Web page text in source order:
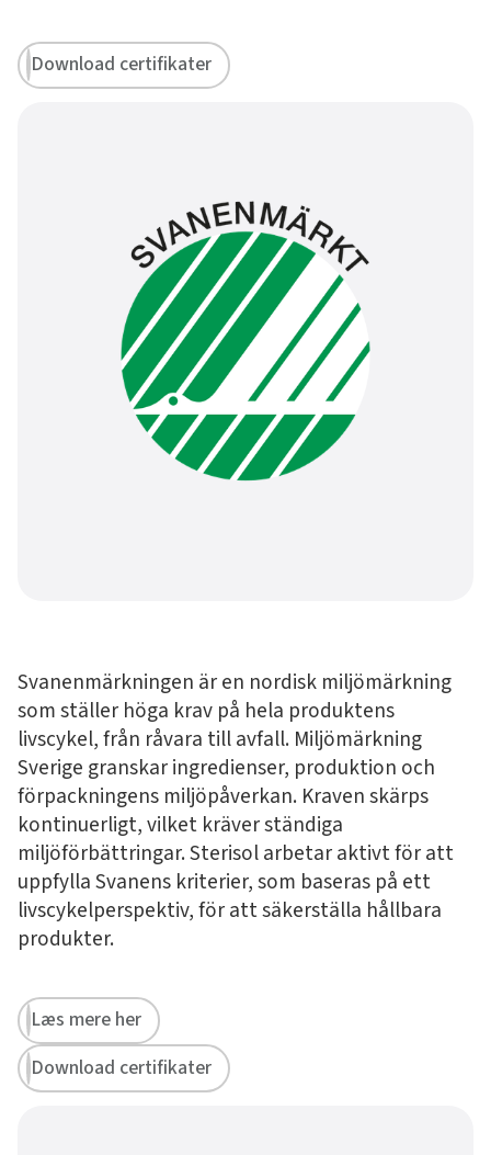
Download certifikater
Svanenmärkningen är en nordisk miljömärkning
som ställer höga krav på hela produktens
livscykel, från råvara till avfall. Miljömärkning
Sverige granskar ingredienser, produktion och
förpackningens miljöpåverkan. Kraven skärps
kontinuerligt, vilket kräver ständiga
miljöförbättringar. Sterisol arbetar aktivt för att
uppfylla Svanens kriterier, som baseras på ett
livscykelperspektiv, för att säkerställa hållbara
produkter.
Læs mere her
Download certifikater